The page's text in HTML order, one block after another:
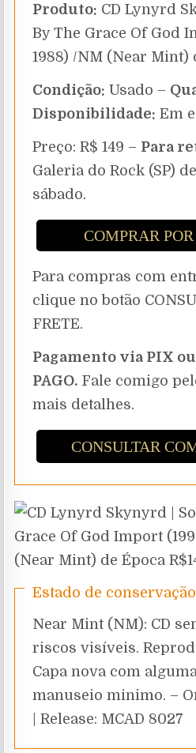
Produto: CD Lynyrd
By The Grace Of God
1988) /NM (Near Mint)
Condição: Usado –
Disponibilidade: Em
Preço: R$ 149 – Para
Galeria do Rock (SP)
sábado.
COMPRAR
Para compras com
clique no botão
FRETE.
Pagamento via PIX ou
PAGO. Fale comigo
mais detalhes.
CONSULTAR
Estado de conservação
Near Mint (NM): CD
riscos visíveis.
Capa nova com
manuseio minimo. –
| Release: MCAD 8027